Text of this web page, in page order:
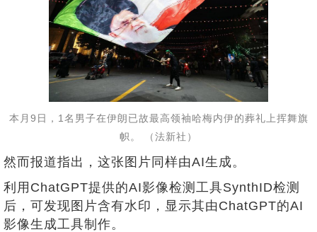
本月9日，1名男子在伊朗已故最高领袖哈梅内伊的葬礼上挥舞旗
帜。 （法新社）
然而报道指出，这张图片同样由AI生成。
利用ChatGPT提供的AI影像检测工具SynthID检测
后，可发现图片含有水印，显示其由ChatGPT的AI
影像生成工具制作。